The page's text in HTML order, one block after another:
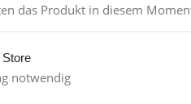
das Produkt in diesem
Store
notwendig